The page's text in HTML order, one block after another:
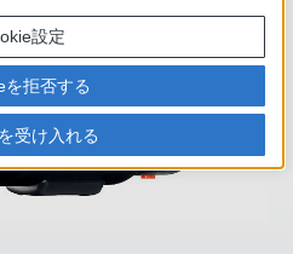
設定
を拒否する
受け入れる